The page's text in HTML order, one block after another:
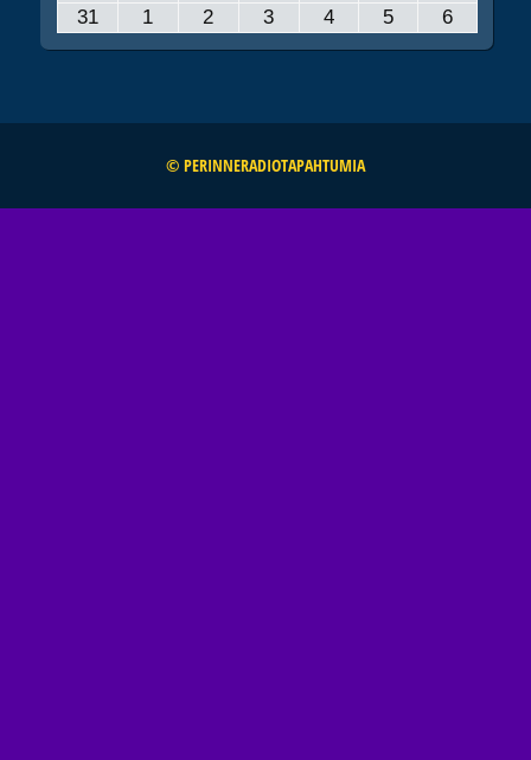
3131.8.2026
11.9.2026
22.9.2026
33.9.2026
44.9.2026
55.9.2026
66.9.2026
© PERINNERADIOTAPAHTUMIA